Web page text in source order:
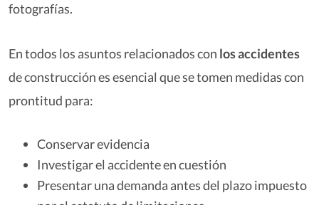
fotografías.
En todos los asuntos relacionados con los accidentes
de construcción es esencial que se tomen medidas con
prontitud para:
Conservar evidencia
Investigar el accidente en cuestión
Presentar una demanda antes del plazo impuesto